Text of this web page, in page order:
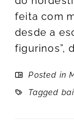
feita com
desde a
figurinos”,
Posted in
Tagged